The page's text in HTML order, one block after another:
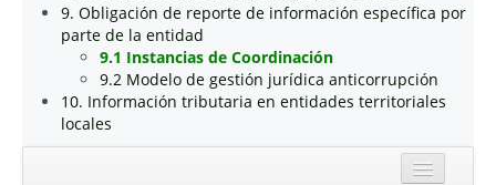
9. Obligación de reporte de información específica por
parte de la entidad
9.1 Instancias de Coordinación
9.2 Modelo de gestión jurídica anticorrupción
10. Información tributaria en entidades territoriales
locales